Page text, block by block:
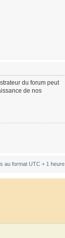
du forum peut
de nos
au format UTC + 1 heure